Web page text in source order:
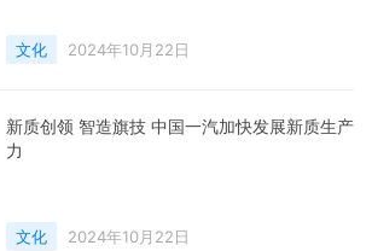
文化 2024年10月22日
新质创领 智造旗技 中国一汽加快发展新质生产
力
文化 2024年10月22日